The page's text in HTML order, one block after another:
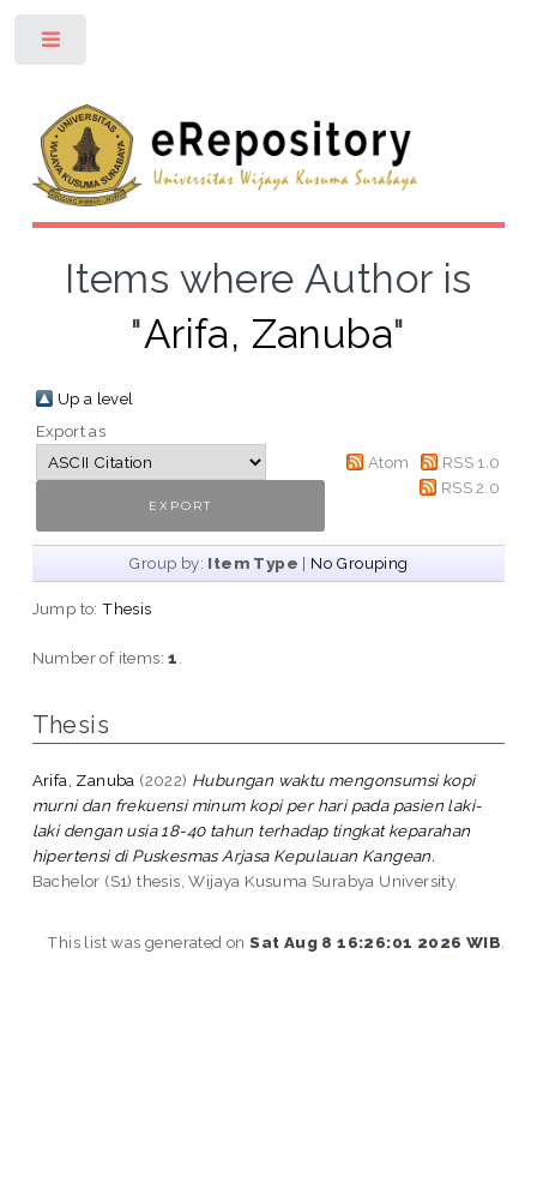
Items where Author is
"Arifa, Zanuba"
Up a level
Export as
Atom
RSS 1.0
RSS 2.0
Group by: Item Type | No Grouping
Jump to:Thesis
Number of items:1
Thesis
Arifa, Zanuba (2022) Hubungan waktu mengonsumsi kopi
murni dan frekuensi minum kopi per hari pada pasien laki-
laki dengan usia 18-40 tahun terhadap tingkat keparahan
hipertensi di Puskesmas Arjasa Kepulauan Kangean.
Bachelor (S1) thesis, Wijaya Kusuma Surabya University.
This list was generated onSat Aug 8 16:26:01 2026 WIB